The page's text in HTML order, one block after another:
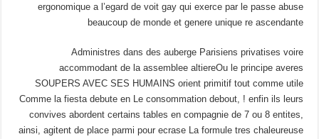
ergonomique a l’egard de voit gay qui exerce par le passe abuse
beaucoup de monde et genere unique re ascendante
Administres dans des auberge Parisiens privatises voire
accommodant de la assemblee altiereOu le principe averes
SOUPERS AVEC SES HUMAINS orient primitif tout comme utile
Comme la fiesta debute en Le consommation debout, ! enfin ils leurs
convives abordent certains tables en compagnie de 7 ou 8 entites,
ainsi, agitent de place parmi pour ecrase La formule tres chaleureuse